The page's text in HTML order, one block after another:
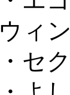
ウィン
・セ